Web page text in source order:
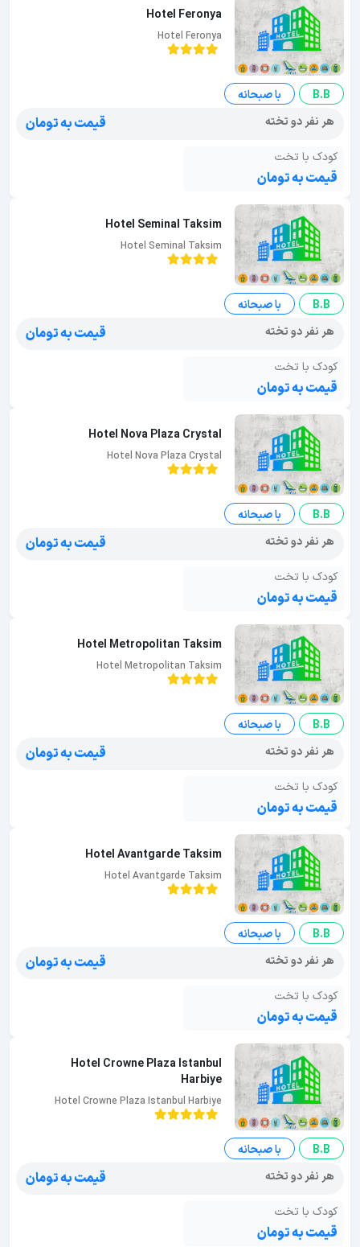
Hotel Feronya
Hotel Feronya
B.B
با صبحانه
هر نفر دو تخته
قیمت به تومان
کودک با تخت
قیمت به تومان
Hotel Seminal Taksim
Hotel Seminal Taksim
B.B
با صبحانه
هر نفر دو تخته
قیمت به تومان
کودک با تخت
قیمت به تومان
Hotel Nova Plaza Crystal
Hotel Nova Plaza Crystal
B.B
با صبحانه
هر نفر دو تخته
قیمت به تومان
کودک با تخت
قیمت به تومان
Hotel Metropolitan Taksim
Hotel Metropolitan Taksim
B.B
با صبحانه
هر نفر دو تخته
قیمت به تومان
کودک با تخت
قیمت به تومان
Hotel Avantgarde Taksim
Hotel Avantgarde Taksim
B.B
با صبحانه
هر نفر دو تخته
قیمت به تومان
کودک با تخت
قیمت به تومان
Hotel Crowne Plaza Istanbul
Harbiye
Hotel Crowne Plaza Istanbul Harbiye
B.B
با صبحانه
هر نفر دو تخته
قیمت به تومان
کودک با تخت
قیمت به تومان